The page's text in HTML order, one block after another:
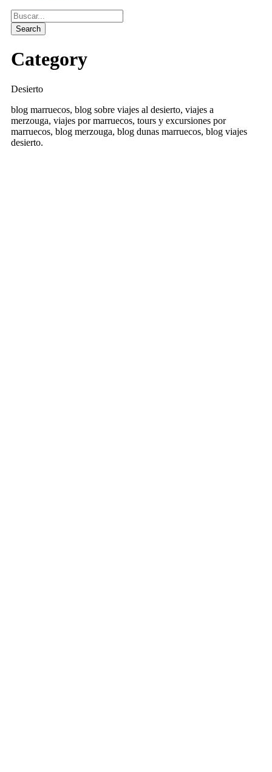
Category
Desierto
blog marruecos, blog sobre viajes al desierto, viajes a
merzouga, viajes por marruecos, tours y excursiones por
marruecos, blog merzouga, blog dunas marruecos, blog viajes
desierto.